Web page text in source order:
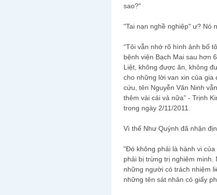
sao?"
"Tai nạn nghề nghiệp" ư? Nó
“Tôi vẫn nhớ rõ hình ảnh bố
bệnh viện Bạch Mai sau hơn
Liệt, không được ăn, không
cho những lời van xin của gia
cứu, tên Nguyễn Văn Ninh
thêm vài cái vả nữa” - Trịnh
trong ngày 2/11/2011.
Vì thế Như Quỳnh đã nhận
"Đó không phải là hành vi
phải bị trừng trị nghiêm minh.
những người có trách nhiệm
những tên sát nhân có giấy